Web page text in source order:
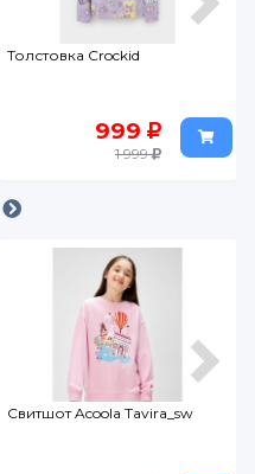
Толстовка Crockid
999
1 999
Свитшот Acoola Tavira_sw